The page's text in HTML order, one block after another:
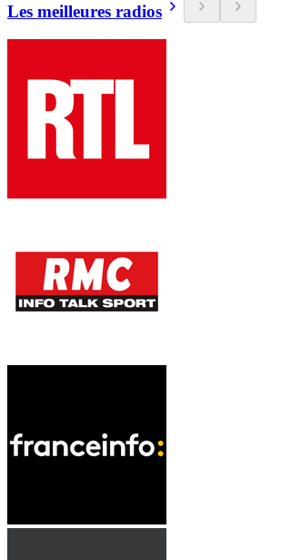
Les meilleures radios